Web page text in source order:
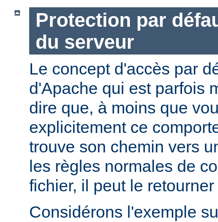
Protection par
du serveur
Le concept d'accès par
d'Apache qui est parfois
dire que, à moins que
explicitement ce
trouve son chemin vers
les règles normales de
fichier, il peut le
Considérons l'exemple